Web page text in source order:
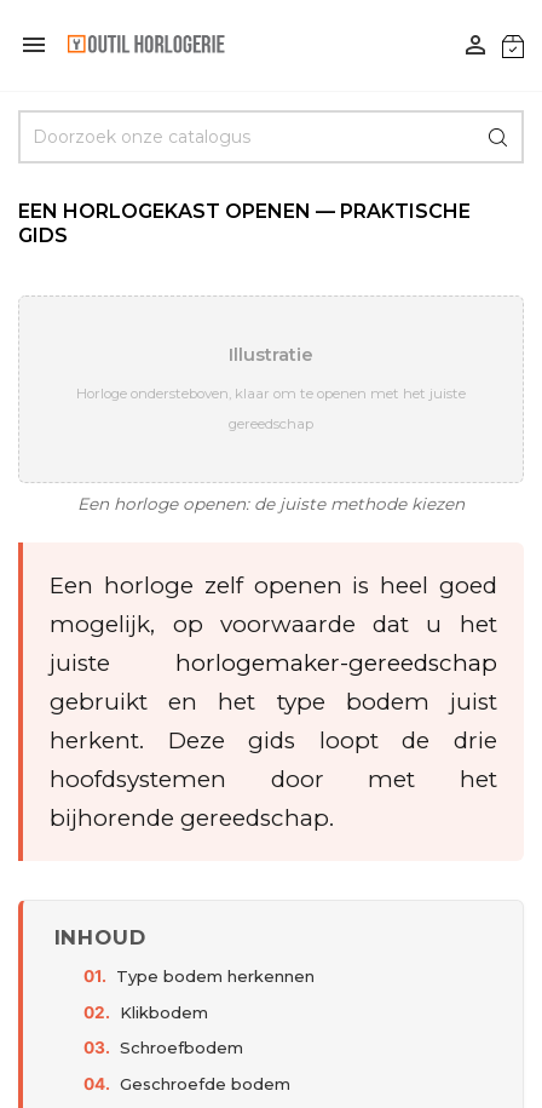
 
EEN HORLOGEKAST OPENEN — PRAKTISCHE
GIDS
Illustratie
Horloge ondersteboven, klaar om te openen met het juiste
gereedschap
Een horloge openen: de juiste methode kiezen
Een horloge zelf openen is heel goed
mogelijk, op voorwaarde dat u het
juiste horlogemaker-gereedschap
gebruikt en het type bodem juist
herkent. Deze gids loopt de drie
hoofdsystemen door met het
bijhorende gereedschap.
INHOUD
Type bodem herkennen
Klikbodem
Schroefbodem
Geschroefde bodem